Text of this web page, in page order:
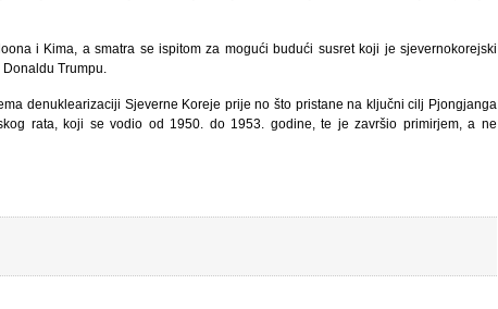
i Kima, a smatra se ispitom za mogući budući susret koji je sjevernokorejski
Trumpu.
denuklearizaciji Sjeverne Koreje prije no što pristane na ključni cilj Pjongjanga
rata, koji se vodio od 1950. do 1953. godine, te je završio primirjem, a ne